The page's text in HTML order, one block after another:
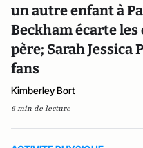
un autre enfant à
Beckham écarte
père; Sarah Jessica
fans
Kimberley Bort
6 min de lecture